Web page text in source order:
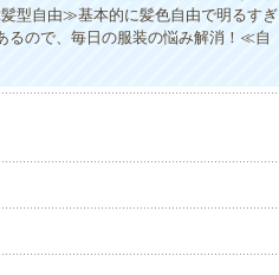
型自由≫基本的に髪色自由で明るすぎ
ので、毎日の服装の悩み解消！≪自